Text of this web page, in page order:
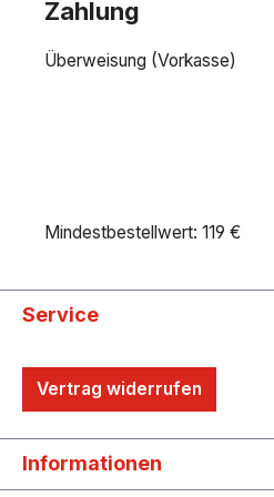
Zahlung
Überweisung (Vorkasse)
Mindestbestellwert: 119 €
Service
Vertrag widerrufen
Informationen